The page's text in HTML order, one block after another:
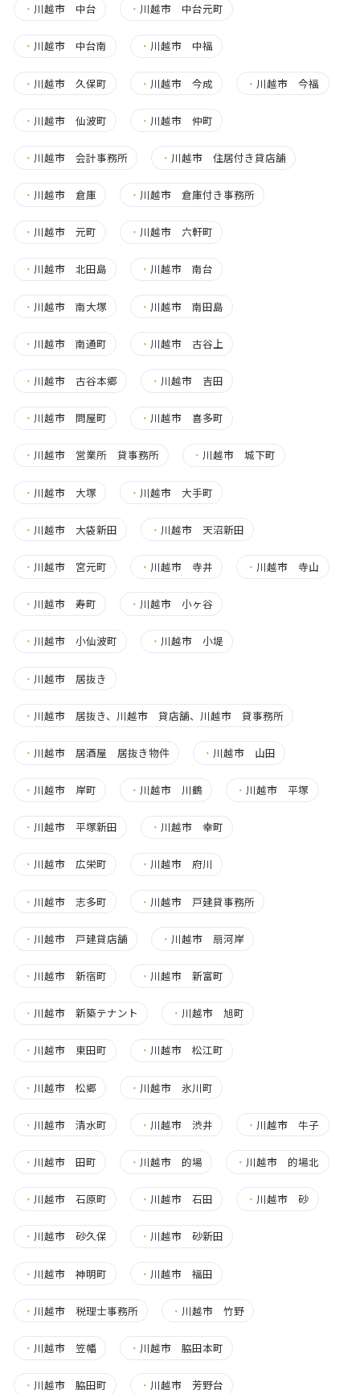
・ 川越市 中台 ・ 川越市 中台元町
・ 川越市 中台南 ・ 川越市 中福
・ 川越市 久保町 ・ 川越市 今成 ・ 川越市 今福
・ 川越市 仙波町 ・ 川越市 仲町
・ 川越市 会計事務所 ・ 川越市 住居付き貸店舗
・ 川越市 倉庫 ・ 川越市 倉庫付き事務所
・ 川越市 元町 ・ 川越市 六軒町
・ 川越市 北田島 ・ 川越市 南台
・ 川越市 南大塚 ・ 川越市 南田島
・ 川越市 南通町 ・ 川越市 古谷上
・ 川越市 古谷本郷 ・ 川越市 吉田
・ 川越市 問屋町 ・ 川越市 喜多町
・ 川越市 営業所 貸事務所 ・ 川越市 城下町
・ 川越市 大塚 ・ 川越市 大手町
・ 川越市 大袋新田 ・ 川越市 天沼新田
・ 川越市 宮元町 ・ 川越市 寺井 ・ 川越市 寺山
・ 川越市 寿町 ・ 川越市 小ヶ谷
・ 川越市 小仙波町 ・ 川越市 小堤
・ 川越市 居抜き
・ 川越市 居抜き、川越市 貸店舗、川越市 貸事務所
・ 川越市 居酒屋 居抜き物件 ・ 川越市 山田
・ 川越市 岸町 ・ 川越市 川鶴 ・ 川越市 平塚
・ 川越市 平塚新田 ・ 川越市 幸町
・ 川越市 広栄町 ・ 川越市 府川
・ 川越市 志多町 ・ 川越市 戸建貸事務所
・ 川越市 戸建貸店舗 ・ 川越市 扇河岸
・ 川越市 新宿町 ・ 川越市 新富町
・ 川越市 新築テナント ・ 川越市 旭町
・ 川越市 東田町 ・ 川越市 松江町
・ 川越市 松郷 ・ 川越市 氷川町
・ 川越市 清水町 ・ 川越市 渋井 ・ 川越市 牛子
・ 川越市 田町 ・ 川越市 的場 ・ 川越市 的場北
・ 川越市 石原町 ・ 川越市 石田 ・ 川越市 砂
・ 川越市 砂久保 ・ 川越市 砂新田
・ 川越市 神明町 ・ 川越市 福田
・ 川越市 税理士事務所 ・ 川越市 竹野
・ 川越市 笠幡 ・ 川越市 脇田本町
・ 川越市 脇田町 ・ 川越市 芳野台